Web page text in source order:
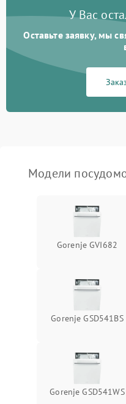
Не работает сушилка
Сбои в работе таймера
У Вас
Оставьте заявку, мы
Модели
Gorenje GVI682
Gorenje GSD541BS
Gorenje GSD541WS